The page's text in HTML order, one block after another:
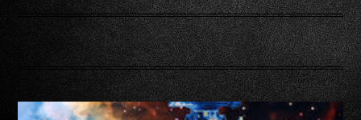
Mois :mars 2020